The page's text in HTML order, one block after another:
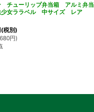
チューリップ弁当箱 アルミ弁当
女ララベル 中サイズ レア
(税別)
円)